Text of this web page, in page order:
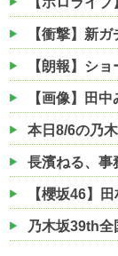
【衝撃】新
【朗報】シ
【画像】田
本日8/6の乃
長濱ねる、事
【櫻坂46】
乃木坂39th全